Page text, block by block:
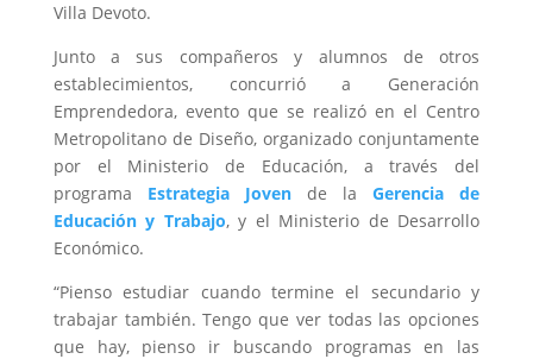
Villa Devoto.
Junto a sus compañeros y alumnos de otros
establecimientos, concurrió a Generación
Emprendedora, evento que se realizó en el Centro
Metropolitano de Diseño, organizado conjuntamente
por el Ministerio de Educación, a través del
programa Estrategia Jovende laGerencia de
Educación y Trabajo, y el Ministerio de Desarrollo
Económico.
“Pienso estudiar cuando termine el secundario y
trabajar también. Tengo que ver todas las opciones
que hay, pienso ir buscando programas en las